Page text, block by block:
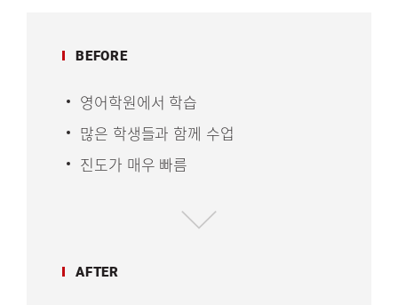
BEFORE
영어학원에서 학습
많은 학생들과 함께 수업
진도가 매우 빠름
AFTER